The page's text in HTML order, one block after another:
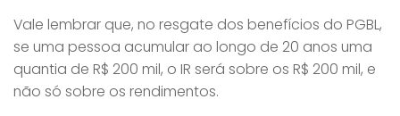
Vale lembrar que, no resgate dos benefícios do PGBL,
se uma pessoa acumular ao longo de 20 anos uma
quantia de R$ 200 mil, o IR será sobre os R$ 200 mil, e
não só sobre os rendimentos.